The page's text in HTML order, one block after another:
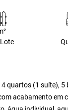
quartos (1 suíte),
acabamento